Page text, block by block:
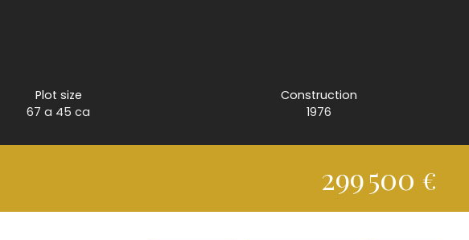
Plot size
67 a 45 ca
Construction
1976
299 500 €